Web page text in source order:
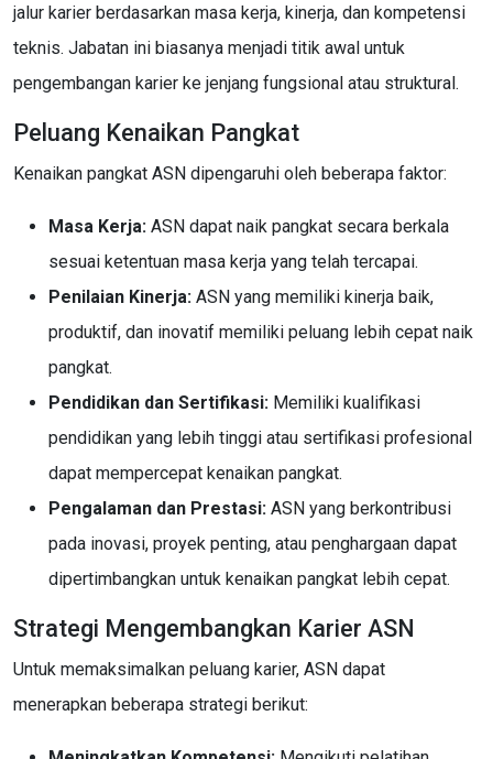
jalur karier berdasarkan masa kerja, kinerja, dan kompetensi
teknis. Jabatan ini biasanya menjadi titik awal untuk
pengembangan karier ke jenjang fungsional atau struktural.
Peluang Kenaikan Pangkat
Kenaikan pangkat ASN dipengaruhi oleh beberapa faktor:
Masa Kerja: ASN dapat naik pangkat secara berkala
sesuai ketentuan masa kerja yang telah tercapai.
Penilaian Kinerja: ASN yang memiliki kinerja baik,
produktif, dan inovatif memiliki peluang lebih cepat naik
pangkat.
Pendidikan dan Sertifikasi: Memiliki kualifikasi
pendidikan yang lebih tinggi atau sertifikasi profesional
dapat mempercepat kenaikan pangkat.
Pengalaman dan Prestasi: ASN yang berkontribusi
pada inovasi, proyek penting, atau penghargaan dapat
dipertimbangkan untuk kenaikan pangkat lebih cepat.
Strategi Mengembangkan Karier ASN
Untuk memaksimalkan peluang karier, ASN dapat
menerapkan beberapa strategi berikut: